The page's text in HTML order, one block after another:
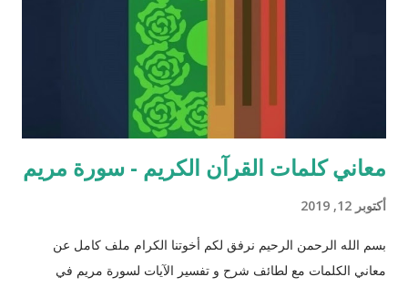
معاني كلمات القرآن الكريم - سورة مريم
أكتوبر 12, 2019
بسم الله الرحمن الرحيم نرفق لكم أخوتنا الكرام ملف كامل عن
معاني الكلمات مع لطائف شرح و تفسير الآيات لسورة مريم في